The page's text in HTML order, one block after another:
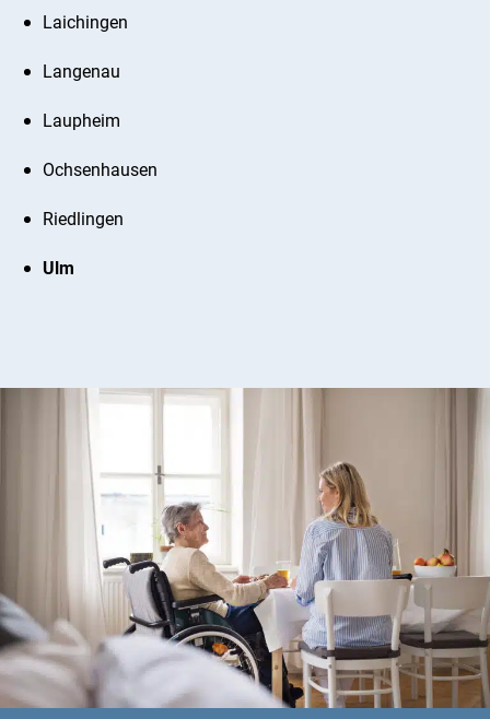
Laichingen
Langenau
Laupheim
Ochsenhausen
Riedlingen
Ulm